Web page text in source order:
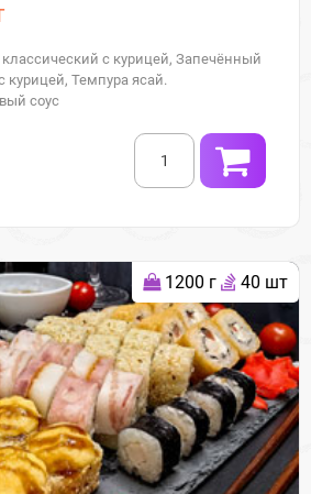
с курицей, Запечённый
курицей, Темпура ясай.
соус
1200 г 40 шт